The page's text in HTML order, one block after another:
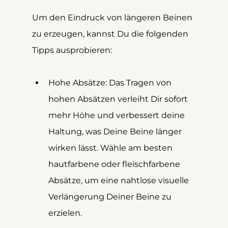
Um den Eindruck von längeren Beinen
zu erzeugen, kannst Du die folgenden
Tipps ausprobieren:
Hohe Absätze: Das Tragen von
hohen Absätzen verleiht Dir sofort
mehr Höhe und verbessert deine
Haltung, was Deine Beine länger
wirken lässt. Wähle am besten
hautfarbene oder fleischfarbene
Absätze, um eine nahtlose visuelle
Verlängerung Deiner Beine zu
erzielen.